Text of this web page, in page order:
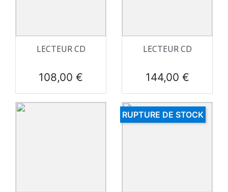
LECTEUR CD
Prix
108,00 €
LECTEUR CD
Prix
144,00 €
RUPTURE DE STOCK